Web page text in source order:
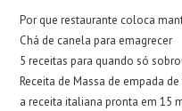
Por que restaurante coloca
Chá de canela para emagrecer
5 receitas para quando só
Receita de Massa de empada
a receita italiana pronta em 15